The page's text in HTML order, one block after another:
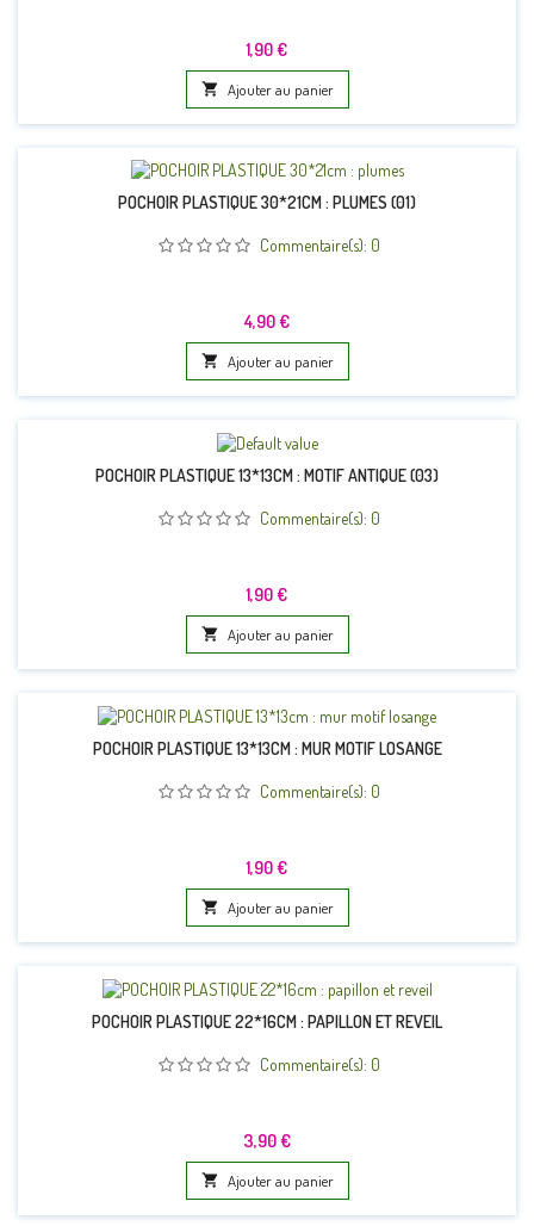
Prix
1,90 €
 Ajouter au panier
POCHOIR PLASTIQUE 30*21CM : PLUMES (01)
Commentaire(s): 0
Prix
4,90 €
 Ajouter au panier
POCHOIR PLASTIQUE 13*13CM : MOTIF ANTIQUE (03)
Commentaire(s): 0
Prix
1,90 €
 Ajouter au panier
POCHOIR PLASTIQUE 13*13CM : MUR MOTIF LOSANGE
Commentaire(s): 0
Prix
1,90 €
 Ajouter au panier
POCHOIR PLASTIQUE 22*16CM : PAPILLON ET REVEIL
Commentaire(s): 0
Prix
3,90 €
 Ajouter au panier